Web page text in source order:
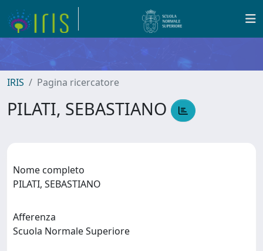
IRIS Pagina ricercatore
PILATI, SEBASTIANO
Nome completo
PILATI, SEBASTIANO
Afferenza
Scuola Normale Superiore